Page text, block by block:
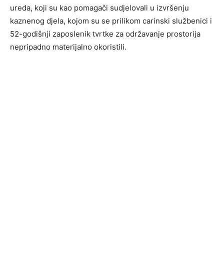
ureda, koji su kao pomagači sudjelovali u izvršenju
kaznenog djela, kojom su se prilikom carinski službenici i
52-godišnji zaposlenik tvrtke za održavanje prostorija
nepripadno materijalno okoristili.